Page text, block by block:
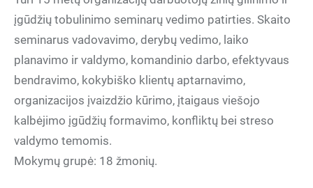
įgūdžių tobulinimo seminarų vedimo patirties. Skaito
seminarus vadovavimo, derybų vedimo, laiko
planavimo ir valdymo, komandinio darbo, efektyvaus
bendravimo, kokybiško klientų aptarnavimo,
organizacijos įvaizdžio kūrimo, įtaigaus viešojo
kalbėjimo įgūdžių formavimo, konfliktų bei streso
valdymo temomis.
Mokymų grupė: 18 žmonių.